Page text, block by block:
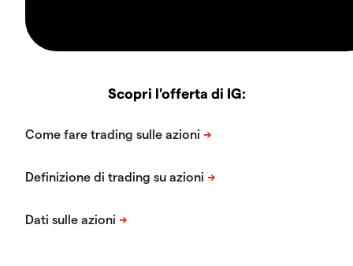
Scopri l'offerta di IG: